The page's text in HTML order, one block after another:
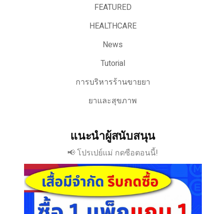
FEATURED
HEALTHCARE
News
Tutorial
การบริหารร้านขายยา
ยาและสุขภาพ
แนะนำผู้สนับสนุน
📢 โปรเปย์แม่ กดซือตอนนี้!